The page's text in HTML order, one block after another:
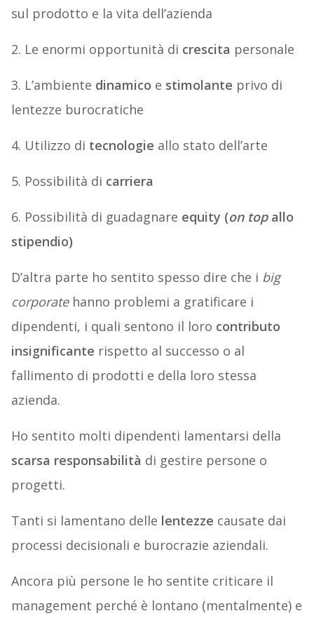
sul prodotto e la vita dell’azienda
2. Le enormi opportunità di crescita personale
3. L’ambiente dinamico e stimolante privo di
lentezze burocratiche
4. Utilizzo di tecnologie allo stato dell’arte
5. Possibilità di carriera
6. Possibilità di guadagnare equity (on topallo
stipendio)
D’altra parte ho sentito spesso dire che i big
corporatehanno problemi a gratificare i
dipendenti, i quali sentono il loro contributo
insignificante rispetto al successo o al
fallimento di prodotti e della loro stessa
azienda.
Ho sentito molti dipendenti lamentarsi della
scarsa responsabilità di gestire persone o
progetti.
Tanti si lamentano delle lentezze causate dai
processi decisionali e burocrazie aziendali.
Ancora più persone le ho sentite criticare il
management perché è lontano (mentalmente) e